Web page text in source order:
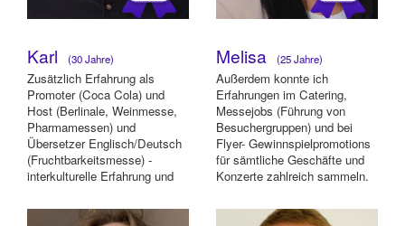
Karl (30 Jahre)
Zusätzlich Erfahrung als
Promoter (Coca Cola) und
Host (Berlinale, Weinmesse,
Pharmamessen) und
Übersetzer Englisch/Deutsch
(Fruchtbarkeitsmesse) -
interkulturelle Erfahrung und
Melisa (25 Jahre)
Außerdem konnte ich
Erfahrungen im Catering,
Messejobs (Führung von
Besuchergruppen) und bei
Flyer- Gewinnspielpromotions
für sämtliche Geschäfte und
Konzerte zahlreich sammeln.